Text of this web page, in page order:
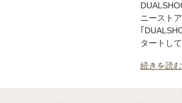
ニースト
｢
タートし
続きを読む